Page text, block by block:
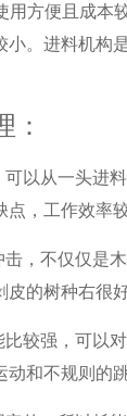
用方便且成本
。进料机构
：
以从一头进
，工作效率较
，不仅仅是
的树种右很
较强，可以
和不规则的